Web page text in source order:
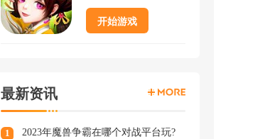
开始游戏
最新资讯
1 2023年魔兽争霸在哪个对战平台玩?